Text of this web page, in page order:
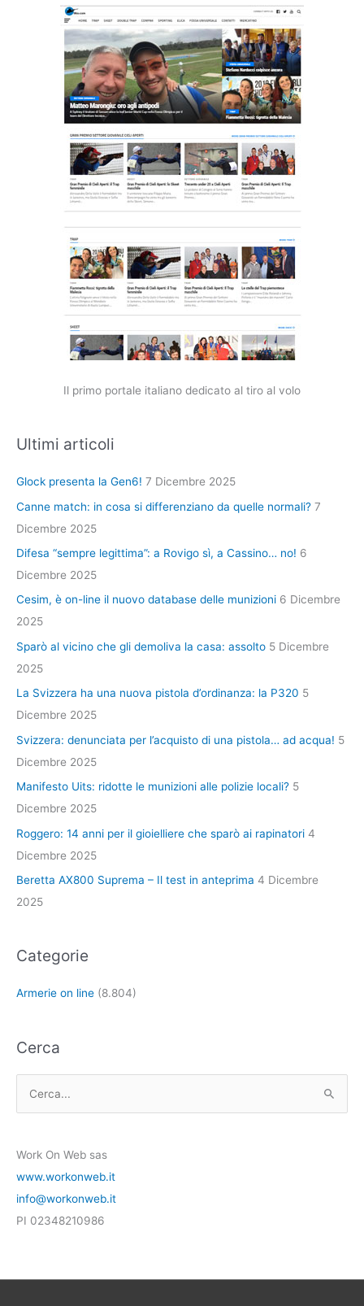
Il primo portale italiano dedicato al tiro al volo
Ultimi articoli
Glock presenta la Gen6! 7 Dicembre 2025
Canne match: in cosa si differenziano da quelle normali? 7
Dicembre 2025
Difesa “sempre legittima”: a Rovigo sì, a Cassino… no! 6
Dicembre 2025
Cesim, è on-line il nuovo database delle munizioni 6 Dicembre
2025
Sparò al vicino che gli demoliva la casa: assolto 5 Dicembre
2025
La Svizzera ha una nuova pistola d’ordinanza: la P320 5
Dicembre 2025
Svizzera: denunciata per l’acquisto di una pistola… ad acqua! 5
Dicembre 2025
Manifesto Uits: ridotte le munizioni alle polizie locali? 5
Dicembre 2025
Roggero: 14 anni per il gioielliere che sparò ai rapinatori 4
Dicembre 2025
Beretta AX800 Suprema – Il test in anteprima 4 Dicembre
2025
Categorie
Armerie on line (8.804)
Cerca
c
a
:
Work On Web sas
www.workonweb.it
info@workonweb.it
PI 02348210986